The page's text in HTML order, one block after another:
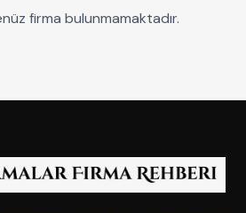
firma bulunmamaktadır.